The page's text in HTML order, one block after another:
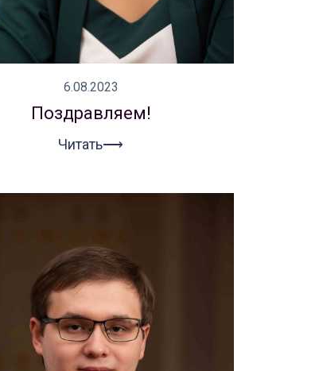
6.08.2023
Поздравляем!
Читать⟶